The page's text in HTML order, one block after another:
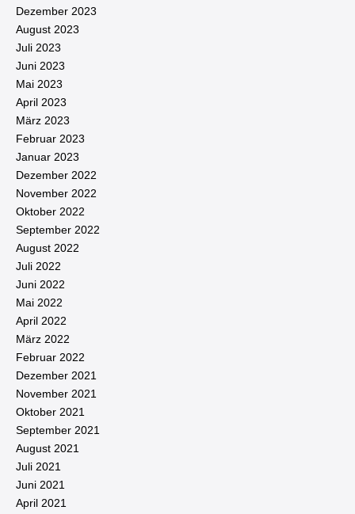
Dezember 2023
August 2023
Juli 2023
Juni 2023
Mai 2023
April 2023
März 2023
Februar 2023
Januar 2023
Dezember 2022
November 2022
Oktober 2022
September 2022
August 2022
Juli 2022
Juni 2022
Mai 2022
April 2022
März 2022
Februar 2022
Dezember 2021
November 2021
Oktober 2021
September 2021
August 2021
Juli 2021
Juni 2021
April 2021